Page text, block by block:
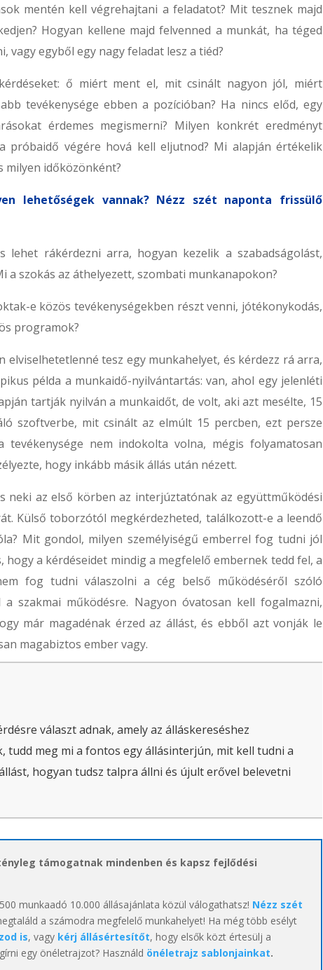
mentén kell végrehajtani a feladatot? Mit tesznek majd
Hogyan kellene majd felvenned a munkát, ha téged
vagy egyből egy nagy feladat lesz a tiéd?
ő miért ment el, mit csinált nagyon jól, miért
tevékenysége ebben a pozícióban? Ha nincs előd, egy
érdemes megismerni? Milyen konkrét eredményt
próbaidő végére hová kell eljutnod? Mi alapján értékelik
milyen időközönként?
lehetőségek vannak? Nézz szét naponta frissülő
lehet rákérdezni arra, hogyan kezelik a szabadságolást,
a szokás az áthelyezett, szombati munkanapokon?
e közös tevékenységekben részt venni, jótékonykodás,
programok?
elviselhetetlenné tesz egy munkahelyet, és kérdezz rá arra,
példa a munkaidő-nyilvántartás: van, ahol egy jelenléti
tartják nyilván a munkaidőt, de volt, aki azt mesélte, 15
szoftverbe, mit csinált az elmúlt 15 percben, ezt persze
nem indokolta volna, mégis folyamatosan
hogy inkább másik állás után nézett.
neki az első körben az interjúztatónak az együttműködési
Külső toborzótól megkérdezheted, találkozott-e a leendő
Mit gondol, milyen személyiségű emberrel fog tudni jól
a kérdéseidet mindig a megfelelő embernek tedd fel, a
fog tudni válaszolni a cég belső működéséről szóló
szakmai működésre. Nagyon óvatosan kell fogalmazni,
már magadénak érzed az állást, és ebből azt vonják le
magabiztos ember vagy.
választ adnak, amely az álláskereséshez
tudd meg mi a fontos egy állásinterjún, mit kell tudni a
hogyan tudsz talpra állni és újult erővel belevetni
támogatnak mindenben és kapsz fejlődési
munkaadó 10.000 állásajánlata közül válogathatsz! Nézz szét
a számodra megfelelő munkahelyet! Ha még több esélyt
is, vagy kérj állásértesítőt, hogy elsők közt értesülj a
egy önéletrajzot? Használd önéletrajz sablonjainkat.